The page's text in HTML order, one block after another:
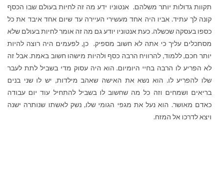
תקוות גדולות יותר משלהם. אנטוניו ידע מה זה לחיות בעולם שבו הכסף
קונה לך עתיד. אביו היה אחד מעשירי העיירה עד שיום אחד איבד את כל
כספו בעסקה שכשלה. כעת אנטוניו יודע גם מה זה אומר לחיות בעולם שלא
מסתכלים עליך כי אתה לא חשוב מספיק. כן, לפעמים היה רוצה להיות
יותר חכם, ללמוד, להרוויח הרבה כסף ולהיות מישהו חשוב באמת. אבל זה
לא הפריע לו הרבה בחיי היומיום. הוא היה עסוק מדי בשביל לתת לעבר
שלו להפריע לו. הוא נשא את האישה שאהב מילדות, יש לו שני בנים
בריאים ושמחים וזה כל מה שחשוב לו בשביל להתחיל עוד יום עבודה
כאדם מאושר. הוא נעל את מגפי הגומי שלו, נשק לאשתו שנותרה ישנה
ויצא לדרכו אל המזח.